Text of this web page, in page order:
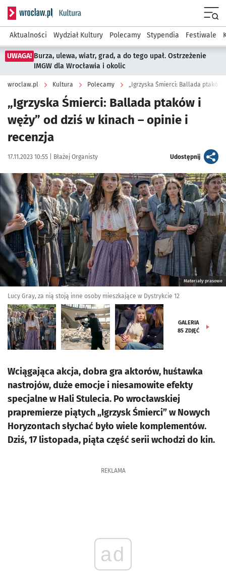
Serwis informacyjny wroclaw.pl podserwis: Kultura
Aktualności Wydział Kultury Polecamy Stypendia Festiwale
UWAGA! Burza, ulewa, wiatr, grad, a do tego upał. Ostrzeżenie
IMGW dla Wrocławia i okolic
wroclaw.pl Kultura Polecamy „Igrzyska Śmierci: Ballada ptaków
„Igrzyska Śmierci: Ballada ptaków i
węży” od dziś w kinach – opinie i
recenzja
Data publikacji:
17.11.2023 10:55 | Autor:
Błażej Organisty Udostępnijartykuł
Kliknij, aby zobaczyć galerię
Materiały prasowe
Lucy Gray, za nią stoją inne osoby mieszkające w Dystrykcie 12
GALERIA
85 ZDJĘĆ
Wciągająca akcja, dobra gra aktorów, huśtawka
nastrojów, duże emocje i niesamowite efekty
specjalne w Hali Stulecia. Po wrocławskiej
prapremierze piątych „Igrzysk Śmierci” w Nowych
Horyzontach słychać było wiele komplementów.
Dziś, 17 listopada, piąta część serii wchodzi do kin.
REKLAMA
ad